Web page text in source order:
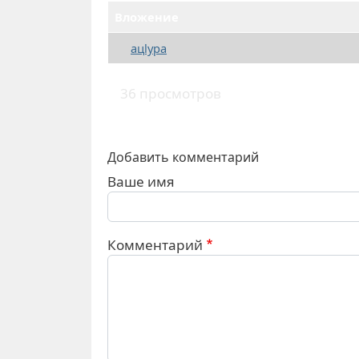
ацlура
36 просмотров
Добавить комментарий
Ваше имя
Комментарий